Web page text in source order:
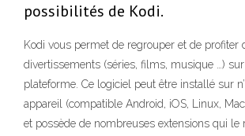
possibilités de Kodi.
Kodi vous permet de regrouper et de profiter
divertissements (séries, films, musique …)
plateforme. Ce logiciel peut être installé sur
appareil (compatible Android, iOS, Linux,
et possède de nombreuses extensions qui le